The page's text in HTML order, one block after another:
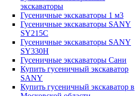
экскаваторы
Гусеничные экскаваторы 1 м3
Гусеничные экскаваторы SANY
SY215C
Гусеничные экскаваторы SANY
SY330H
Гусеничные экскаваторы Сани
Купить гусеничный экскаватор
SANY
Купить гусеничный экскаватор в